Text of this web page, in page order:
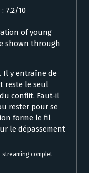
7.2/10
of young
shown through
Il y entraîne de
reste le seul
conflit. Faut-il
rester pour se
forme le fil
le dépassement
streaming complet